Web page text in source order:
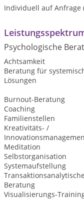
Individuell auf Anfrage
Psychologische
Achtsamkeit
Beratung für
Lösungen
Burnout-Beratung
Coaching
Familienstellen
Kreativitäts- /
Meditation
Selbstorganisation
Systemaufstellung
Transaktionsanalytische
Beratung
Visualisierungs-